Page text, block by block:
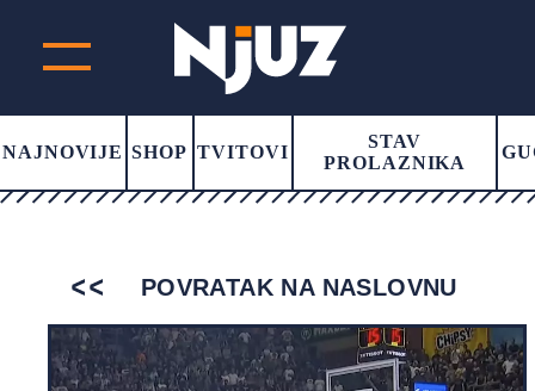
NAJNOVIJE SHOP TVITOVI
STAV
PROLAZNIKA
POVRATAK NA NASLOVNU